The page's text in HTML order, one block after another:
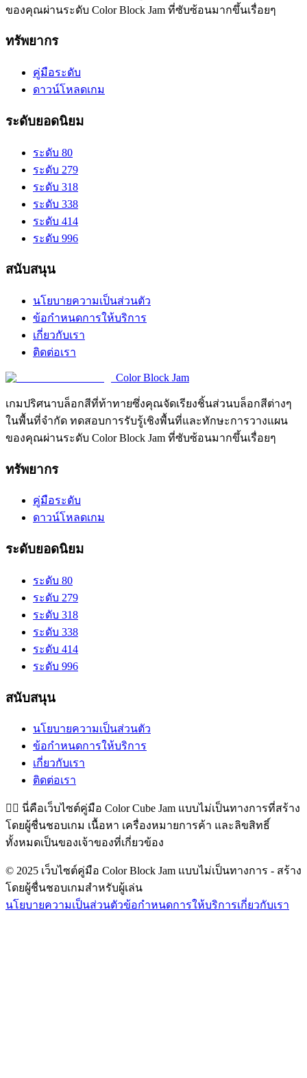
ของคุณผ่านระดับ Color Block Jam ที่ซับซ้อนมากขึ้นเรื่อยๆ
ทรัพยากร
คู่มือระดับ
ดาวน์โหลดเกม
ระดับยอดนิยม
ระดับ 80
ระดับ 279
ระดับ 318
ระดับ 338
ระดับ 414
ระดับ 996
สนับสนุน
นโยบายความเป็นส่วนตัว
ข้อกำหนดการให้บริการ
เกี่ยวกับเรา
ติดต่อเรา
Color Block Jam
เกมปริศนาบล็อกสีที่ท้าทายซึ่งคุณจัดเรียงชิ้นส่วนบล็อกสีต่างๆ
ในพื้นที่จำกัด ทดสอบการรับรู้เชิงพื้นที่และทักษะการวางแผน
ของคุณผ่านระดับ Color Block Jam ที่ซับซ้อนมากขึ้นเรื่อยๆ
ทรัพยากร
คู่มือระดับ
ดาวน์โหลดเกม
ระดับยอดนิยม
ระดับ 80
ระดับ 279
ระดับ 318
ระดับ 338
ระดับ 414
ระดับ 996
สนับสนุน
นโยบายความเป็นส่วนตัว
ข้อกำหนดการให้บริการ
เกี่ยวกับเรา
ติดต่อเรา
👉🏻 นี่คือเว็บไซต์คู่มือ Color Cube Jam แบบไม่เป็นทางการที่สร้าง
โดยผู้ชื่นชอบเกม เนื้อหา เครื่องหมายการค้า และลิขสิทธิ์
ทั้งหมดเป็นของเจ้าของที่เกี่ยวข้อง
© 2025 เว็บไซต์คู่มือ Color Block Jam แบบไม่เป็นทางการ - สร้าง
โดยผู้ชื่นชอบเกมสำหรับผู้เล่น
นโยบายความเป็นส่วนตัวข้อกำหนดการให้บริการเกี่ยวกับเรา